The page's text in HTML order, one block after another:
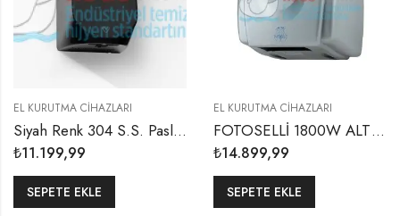
KURUTMA CIHAZLARI
Siyah Renk 304 S.S. Paslanmaz Çelik Sensörlü ve Fotoselli A+ Enerji Tasarruflu El Kurutma Makinesi Cihazı
11.199,99
SEPETE EKLE
EL KURUTMA CIHAZLARI
FOTOSELLİ 1800W ALTTAN 304 S.S. PASLANMAZ ÇELİK ÜFLEMELİ EL KURUTMA MAKİNESİ
14.899,99
SEPETE EKLE